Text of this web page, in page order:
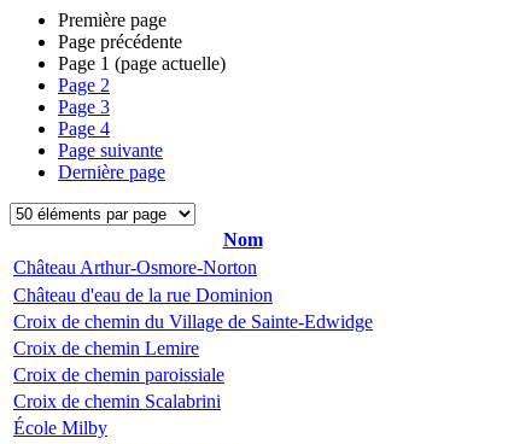
Première page
Page précédente
Page 1 (page actuelle)
Page 2
Page 3
Page 4
Page suivante
Dernière page
Nom
Château Arthur-Osmore-Norton
Château d'eau de la rue Dominion
Croix de chemin du Village de Sainte-Edwidge
Croix de chemin Lemire
Croix de chemin paroissiale
Croix de chemin Scalabrini
École Milby